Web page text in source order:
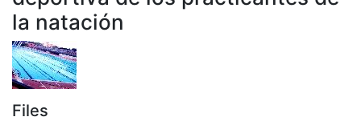
la natación
Files